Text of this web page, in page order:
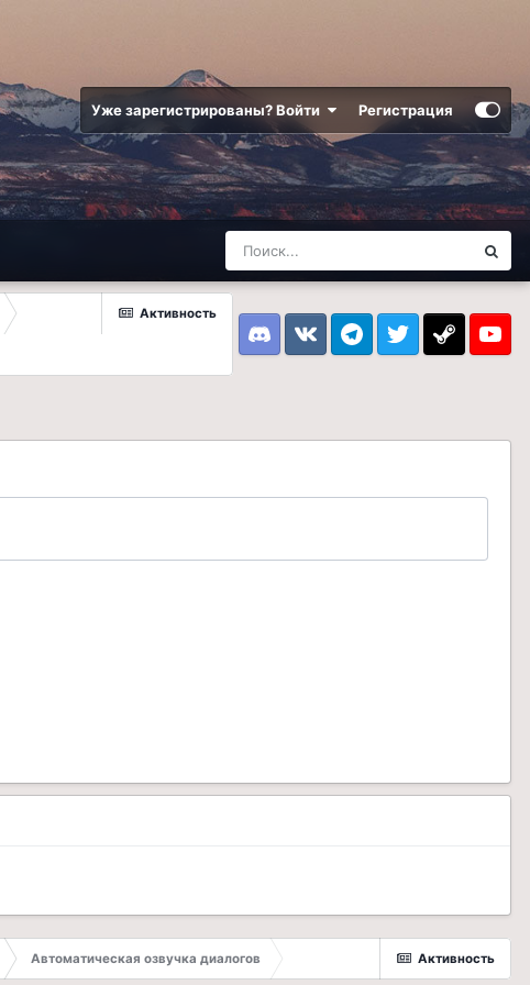
Уже зарегистрированы? Войти Регистрация
Активность
DiscordVK TelegramTwitter Steam
Активность
Автоматическая озвучка диалогов